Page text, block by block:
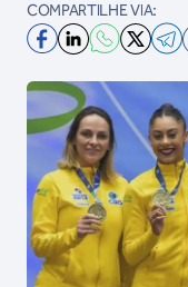
COMPARTILHE VIA: